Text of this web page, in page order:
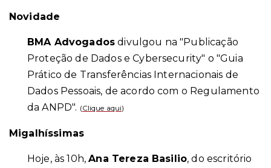
Novidade
BMA Advogados divulgou na "Publicação
Proteção de Dados e Cybersecurity" o "Guia
Prático de Transferências Internacionais de
Dados Pessoais, de acordo com o Regulamento
da ANPD". (Clique aqui)
Migalhíssimas
Hoje, às 10h,Ana Tereza Basilio, do escritório